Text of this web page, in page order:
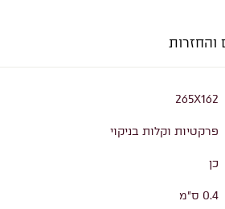
והחזרות
265X162
פרקטיות וקלות בניקוי
כן
0.4 ס"מ